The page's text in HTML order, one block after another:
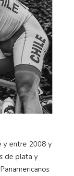
y entre 2008 y
de plata y